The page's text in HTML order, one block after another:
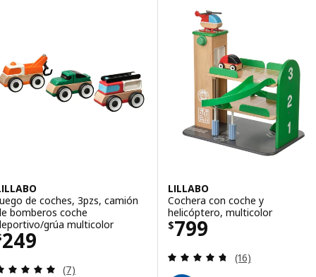
de coches, 3pzs, camión
bomberos coche
grúa multicolor
249 $ 249
Revisa: 4.9 de 5 estrellas. Total opiniones:
(7)
LILLABO
Cochera con coche y
helicóptero, multicolor
$799
Precio $ 799
Revisa: 4.7 de
(16)